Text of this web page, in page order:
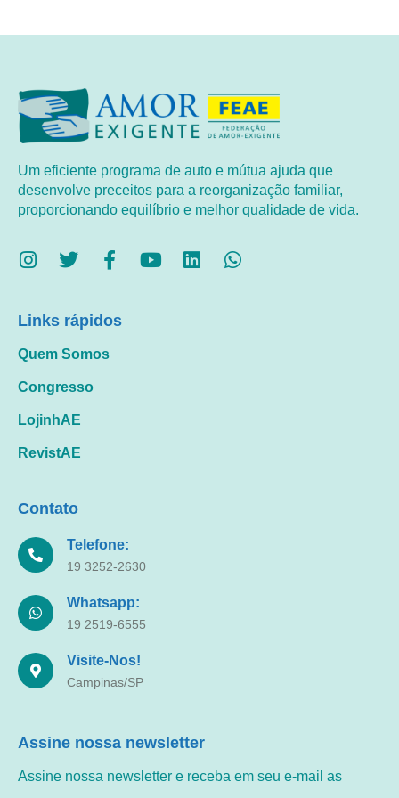
Um eficiente programa de auto e mútua ajuda que
desenvolve preceitos para a reorganização familiar,
proporcionando equilíbrio e melhor qualidade de vida.
Links rápidos
Quem Somos
Congresso
LojinhAE
RevistAE
Contato
Telefone:
19 3252-2630
Whatsapp:
19 2519-6555
Visite-Nos!
Campinas/SP
Assine nossa newsletter
Assine nossa newsletter e receba em seu e-mail as